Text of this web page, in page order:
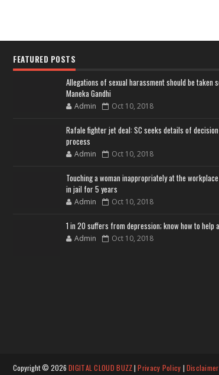
FEATURED POSTS
Allegations of sexual harassment should be taken
Maneka Gandhi
Admin Oct 10, 2018
Rafale fighter jet deal: SC seeks details of
process
Admin Oct 10, 2018
Touching a woman inappropriately at the
in jail for 5 years
Admin Oct 10, 2018
1 in 20 suffers from depression; know how to help
Admin Oct 10, 2018
Copyright © 2026 DIGITAL CLOUD BUZZ|Privacy Policy | Disclaimer